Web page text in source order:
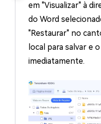
em "Visualizar" à
do Word
"Restaurar" no
local para salvar e
imediatamente.